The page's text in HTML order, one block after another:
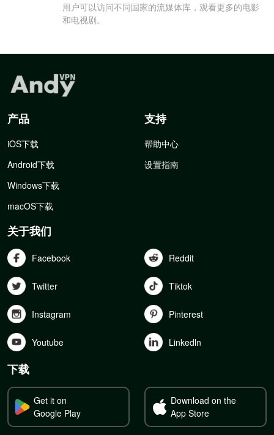
用户可以访问不同国家的流媒体库，观看更多的电影
和电视剧。
产品
iOS下载
Android下载
Windows下载
macOS下载
支持
帮助中心
设置指南
关于我们
Facebook Reddit
Twitter Tiktok
Instagram Pinterest
Youtube Linkedln
下载
Get it on
Google Play
Download on the
App Store